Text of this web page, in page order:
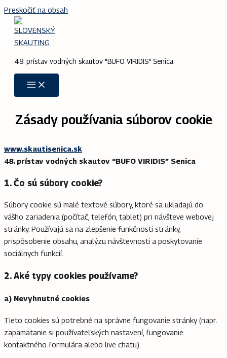
Preskočiť na obsah
48. prístav vodných skautov "BUFO VIRIDIS" Senica
Zásady používania súborov cookie
www.skautisenica.sk
48. prístav vodných skautov “BUFO VIRIDIS” Senica
1. Čo sú súbory cookie?
Súbory cookie sú malé textové súbory, ktoré sa ukladajú do
vášho zariadenia (počítač, telefón, tablet) pri návšteve webovej
stránky. Používajú sa na zlepšenie funkčnosti stránky,
prispôsobenie obsahu, analýzu návštevnosti a poskytovanie
sociálnych funkcií.
2. Aké typy cookies používame?
a) Nevyhnutné cookies
Tieto cookies sú potrebné na správne fungovanie stránky (napr.
zapamätanie si používateľských nastavení, fungovanie
kontaktného formulára alebo live chatu).